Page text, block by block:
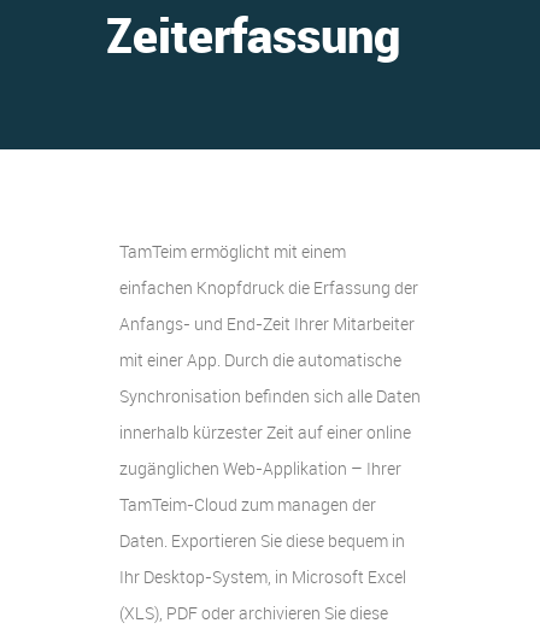
Zeiterfassung
TamTeim ermöglicht mit einem
einfachen Knopfdruck die Erfassung der
Anfangs- und End-Zeit Ihrer Mitarbeiter
mit einer App. Durch die automatische
Synchronisation befinden sich alle Daten
innerhalb kürzester Zeit auf einer online
zugänglichen Web-Applikation – Ihrer
TamTeim-Cloud zum managen der
Daten. Exportieren Sie diese bequem in
Ihr Desktop-System, in Microsoft Excel
(XLS), PDF oder archivieren Sie diese